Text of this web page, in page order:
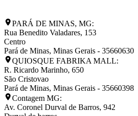
PARÁ DE MINAS, MG:
Rua Benedito Valadares, 153
Centro
Pará de Minas, Minas Gerais - 35660630
QUIOSQUE FABRIKA MALL:
R. Ricardo Marinho, 650
São Cristovao
Pará de Minas, Minas Gerais - 35660398
Contagem MG:
Av. Coronel Durval de Barros, 942